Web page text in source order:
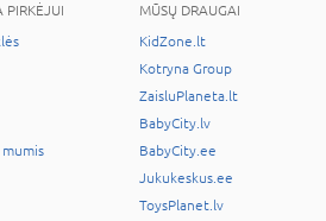
PIRKĖJUI
MŪSŲ DRAUGAI
KidZone.lt
Kotryna Group
ZaisluPlaneta.lt
BabyCity.lv
BabyCity.ee
Jukukeskus.ee
ToysPlanet.lv